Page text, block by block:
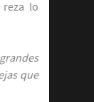
reza lo
que